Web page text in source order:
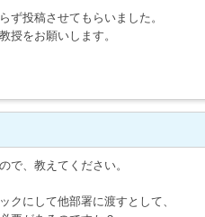
ず投稿させてもらいました。
授をお願いします。
で、教えてください。
クにして他部署に渡すとして、